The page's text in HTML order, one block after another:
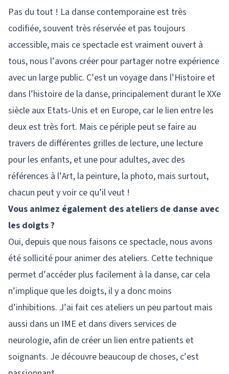
Pas du tout ! La danse contemporaine est très
codifiée, souvent très réservée et pas toujours
accessible, mais ce spectacle est vraiment ouvert à
tous, nous l’avons créer pour partager notre expérience
avec un large public. C’est un voyage dans l’Histoire et
dans l’histoire de la danse, principalement durant le XXe
siècle aux Etats-Unis et en Europe, car le lien entre les
deux est très fort. Mais ce périple peut se faire au
travers de différentes grilles de lecture, une lecture
pour les enfants, et une pour adultes, avec des
références à l’Art, la peinture, la photo, mais surtout,
chacun peut y voir ce qu’il veut !
Vous animez également des ateliers de danse avec
les doigts ?
Oui, depuis que nous faisons ce spectacle, nous avons
été sollicité pour animer des ateliers. Cette technique
permet d’accéder plus facilement à la danse, car cela
n’implique que les doigts, il y a donc moins
d’inhibitions. J’ai fait ces ateliers un peu partout mais
aussi dans un IME et dans divers services de
neurologie, afin de créer un lien entre patients et
soignants. Je découvre beaucoup de choses, c’est